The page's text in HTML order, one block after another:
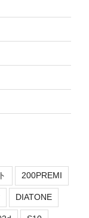
200PREMI
DIATONE